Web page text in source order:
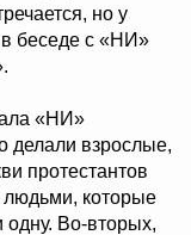
но у
в беседе с «НИ»
«НИ»
делали взрослые,
протестантов
людьми, которые
Во-вторых,